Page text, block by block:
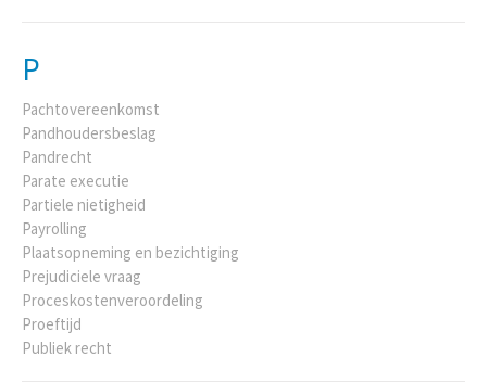
P
Pachtovereenkomst
Pandhoudersbeslag
Pandrecht
Parate executie
Partiele nietigheid
Payrolling
Plaatsopneming en bezichtiging
Prejudiciele vraag
Proceskostenveroordeling
Proeftijd
Publiek recht